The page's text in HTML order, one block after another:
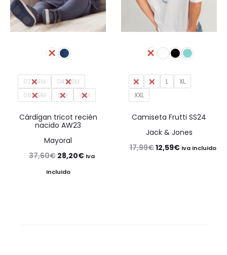
02 04M
04 06M
06 09M
12M 18M
Cárdigan tricot recién
nacido AW23
Mayoral
37,60€ El
precio
28,20€ElIva
Incluido
S M L
XL
XXL
Camiseta Frutti SS24
Jack & Jones
17,99€El
12,59€ElIva Incluido